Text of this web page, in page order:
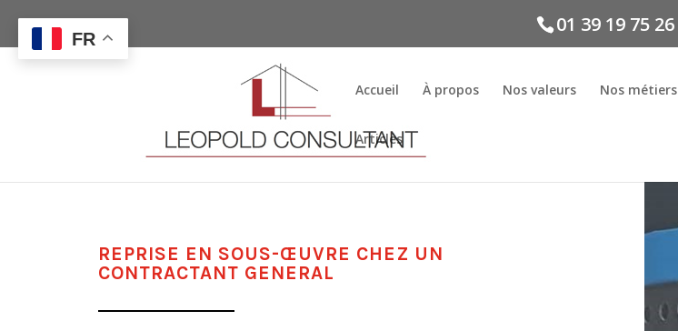
01 39 19 75 26
Accueil À propos Nos valeurs Nos métiers
Articles
REPRISE EN SOUS-ŒUVRE CHEZ UN
CONTRACTANT GENERAL
FR